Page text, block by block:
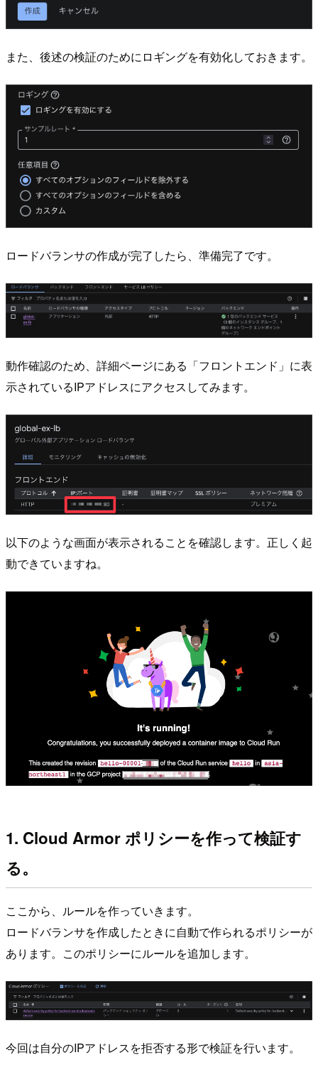
また、後述の検証のためにロギングを有効化しておきます。
ロードバランサの作成が完了したら、準備完了です。
動作確認のため、詳細ページにある「フロントエンド」に表
示されているIPアドレスにアクセスしてみます。
以下のような画面が表示されることを確認します。正しく起
動できていますね。
1. Cloud Armor ポリシーを作って検証す
る。
ここから、ルールを作っていきます。
ロードバランサを作成したときに自動で作られるポリシーが
あります。このポリシーにルールを追加します。
今回は自分のIPアドレスを拒否する形で検証を行います。